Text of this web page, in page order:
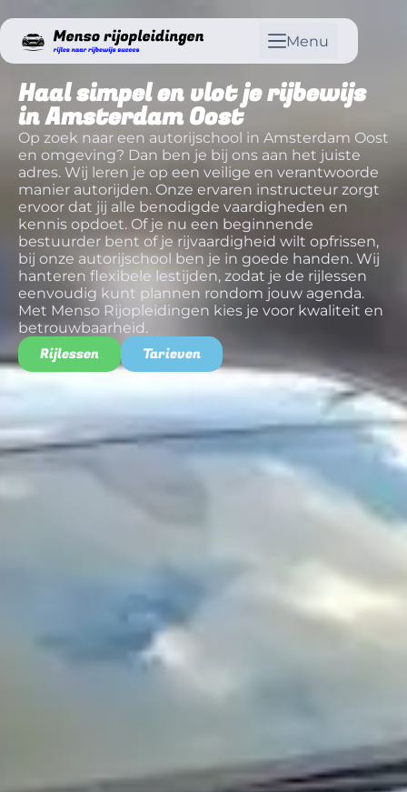
Menu
Haal simpel en vlot je rijbewijs
in Amsterdam Oost
Op zoek naar een autorijschool in Amsterdam Oost
en omgeving? Dan ben je bij ons aan het juiste
adres. Wij leren je op een veilige en verantwoorde
manier autorijden. Onze ervaren instructeur zorgt
ervoor dat jij alle benodigde vaardigheden en
kennis opdoet. Of je nu een beginnende
bestuurder bent of je rijvaardigheid wilt opfrissen,
bij onze autorijschool ben je in goede handen. Wij
hanteren flexibele lestijden, zodat je de rijlessen
eenvoudig kunt plannen rondom jouw agenda.
Met Menso Rijopleidingen kies je voor kwaliteit en
betrouwbaarheid.
Rijlessen Tarieven